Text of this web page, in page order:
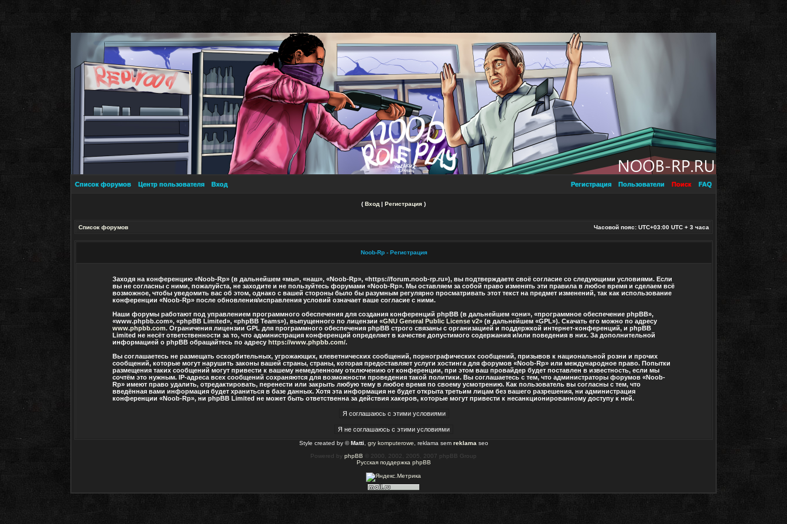
Список форумов Центр пользователя Вход FAQ
Поиск
Пользователи
Регистрация
( Вход | Регистрация )
Список форумов Часовой пояс: UTC+03:00 UTC + 3 часа
Noob-Rp - Регистрация
Заходя на конференцию «Noob-Rp» (в дальнейшем «мы», «наш», «Noob-Rp», «https://forum.noob-rp.ru»), вы подтверждаете своё согласие со следующими условиями. Если
вы не согласны с ними, пожалуйста, не заходите и не пользуйтесь форумами «Noob-Rp». Мы оставляем за собой право изменять эти правила в любое время и сделаем всё
возможное, чтобы уведомить вас об этом, однако с вашей стороны было бы разумным регулярно просматривать этот текст на предмет изменений, так как использование
конференции «Noob-Rp» после обновления/исправления условий означает ваше согласие с ними.
Наши форумы работают под управлением программного обеспечения для создания конференций phpBB (в дальнейшем «они», «программное обеспечение phpBB»,
«www.phpbb.com», «phpBB Limited», «phpBB Teams»), выпущенного по лицензии «GNU General Public License v2» (в дальнейшем «GPL»). Скачать его можно по адресу
www.phpbb.com. Ограничения лицензии GPL для программного обеспечения phpBB строго связаны с организацией и поддержкой интернет-конференций, и phpBB
Limited не несёт ответственности за то, что администрация конференций определяет в качестве допустимого содержания и/или поведения в них. За дополнительной
информацией о phpBB обращайтесь по адресу https://www.phpbb.com/.
Вы соглашаетесь не размещать оскорбительных, угрожающих, клеветнических сообщений, порнографических сообщений, призывов к национальной розни и прочих
сообщений, которые могут нарушить законы вашей страны, страны, которая предоставляет услуги хостинга для форумов «Noob-Rp» или международное право. Попытки
размещения таких сообщений могут привести к вашему немедленному отключению от конференции, при этом ваш провайдер будет поставлен в известность, если мы
сочтём это нужным. IP-адреса всех сообщений сохраняются для возможности проведения такой политики. Вы соглашаетесь с тем, что администраторы форумов «Noob-
Rp» имеют право удалить, отредактировать, перенести или закрыть любую тему в любое время по своему усмотрению. Как пользователь вы согласны с тем, что
введённая вами информация будет храниться в базе данных. Хотя эта информация не будет открыта третьим лицам без вашего разрешения, ни администрация
конференции «Noob-Rp», ни phpBB Limited не может быть ответственна за действия хакеров, которые могут привести к несанкционированному доступу к ней.
Style created by ©Matti gry komputerowe , reklama sem reklama seo
Powered by phpBB © 2000, 2002, 2005, 2007 phpBB Group
Русская поддержка phpBB